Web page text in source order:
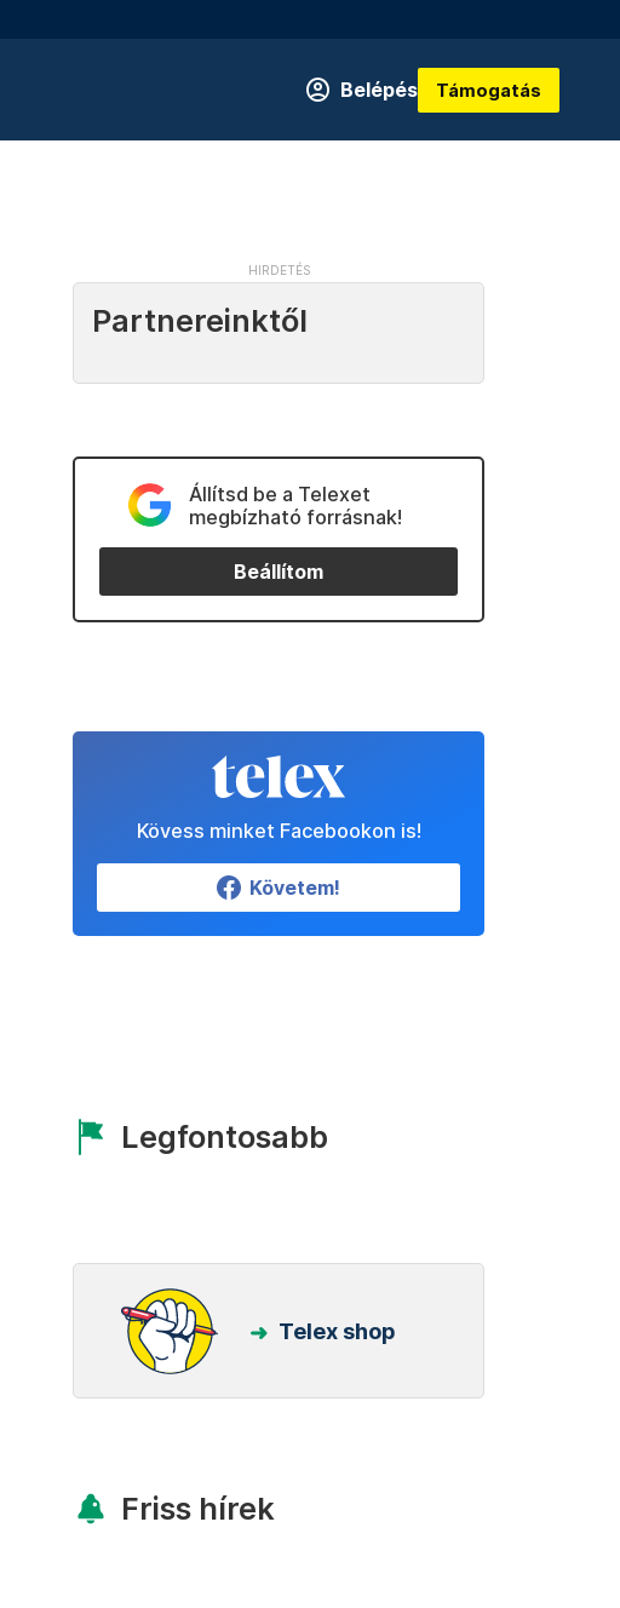
Belépés Támogatás
Partnereinktől
Állítsd be a Telexet
megbízható forrásnak!
Beállítom
Kövess minket Facebookon is!
Követem!
Legfontosabb
Telex shop
Friss hírek